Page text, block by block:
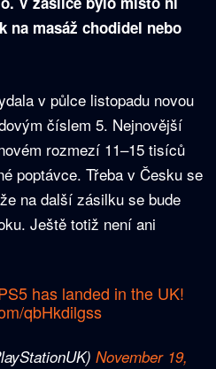
na masáž chodidel nebo
v půlce listopadu novou
číslem 5. Nejnovější
rozmezí 11–15 tisíců
poptávce. Třeba v Česku se
na další zásilku se bude
Ještě totiž není ani
has landed in the UK!
qbHkdilgss
November 19,